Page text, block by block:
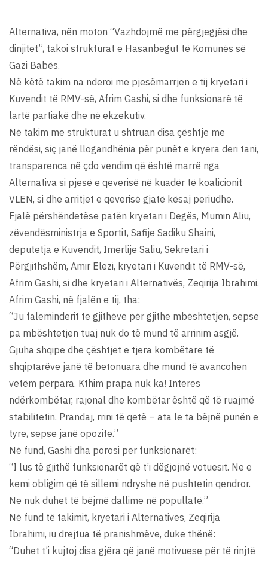
Alternativa, nën moton “Vazhdojmë me përgjegjësi dhe
dinjitet”, takoi strukturat e Hasanbegut të Komunës së
Gazi Babës.
Në këtë takim na nderoi me pjesëmarrjen e tij kryetari i
Kuvendit të RMV-së, Afrim Gashi, si dhe funksionarë të
lartë partiakë dhe në ekzekutiv.
Në takim me strukturat u shtruan disa çështje me
rëndësi, siç janë llogaridhënia për punët e kryera deri tani,
transparenca në çdo vendim që është marrë nga
Alternativa si pjesë e qeverisë në kuadër të koalicionit
VLEN, si dhe arritjet e qeverisë gjatë kësaj periudhe.
Fjalë përshëndetëse patën kryetari i Degës, Mumin Aliu,
zëvendësministrja e Sportit, Safije Sadiku Shaini,
deputetja e Kuvendit, Imerlije Saliu, Sekretari i
Përgjithshëm, Amir Elezi, kryetari i Kuvendit të RMV-së,
Afrim Gashi, si dhe kryetari i Alternativës, Zeqirija Ibrahimi.
Afrim Gashi, në fjalën e tij, tha:
“Ju faleminderit të gjithëve për gjithë mbështetjen, sepse
pa mbështetjen tuaj nuk do të mund të arrinim asgjë.
Gjuha shqipe dhe çështjet e tjera kombëtare të
shqiptarëve janë të betonuara dhe mund të avancohen
vetëm përpara. Kthim prapa nuk ka! Interes
ndërkombëtar, rajonal dhe kombëtar është që të ruajmë
stabilitetin. Prandaj, rrini të qetë – ata le ta bëjnë punën e
tyre, sepse janë opozitë.”
Në fund, Gashi dha porosi për funksionarët:
“I lus të gjithë funksionarët që t’i dëgjojnë votuesit. Ne e
kemi obligim që të sillemi ndryshe në pushtetin qendror.
Ne nuk duhet të bëjmë dallime në popullatë.”
Në fund të takimit, kryetari i Alternativës, Zeqirija
Ibrahimi, iu drejtua të pranishmëve, duke thënë:
“Duhet t’i kujtoj disa gjëra që janë motivuese për të rinjtë